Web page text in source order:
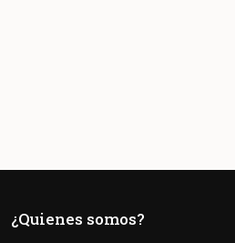
¿Quienes somos?